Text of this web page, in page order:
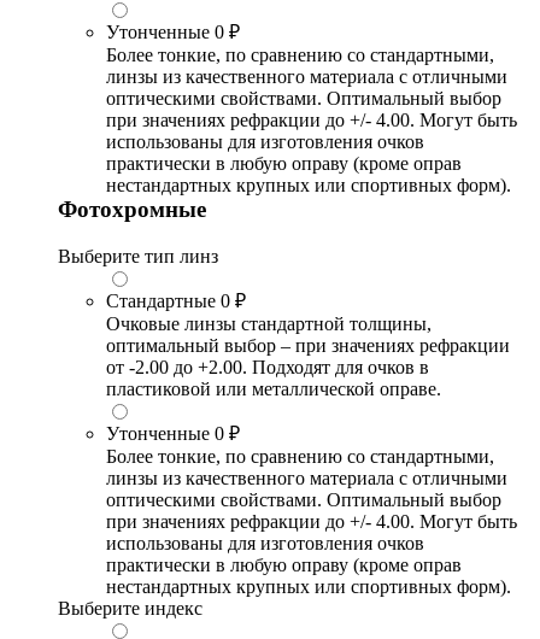
Утонченные 0 ₽
Более тонкие, по сравнению со стандартными,
линзы из качественного материала с отличными
оптическими свойствами. Оптимальный выбор
при значениях рефракции до +/- 4.00. Могут быть
использованы для изготовления очков
практически в любую оправу (кроме оправ
нестандартных крупных или спортивных форм).
Фотохромные
Выберите тип линз
Стандартные 0 ₽
Очковые линзы стандартной толщины,
оптимальный выбор – при значениях рефракции
от -2.00 до +2.00. Подходят для очков в
пластиковой или металлической оправе.
Утонченные 0 ₽
Более тонкие, по сравнению со стандартными,
линзы из качественного материала с отличными
оптическими свойствами. Оптимальный выбор
при значениях рефракции до +/- 4.00. Могут быть
использованы для изготовления очков
практически в любую оправу (кроме оправ
нестандартных крупных или спортивных форм).
Выберите индекс